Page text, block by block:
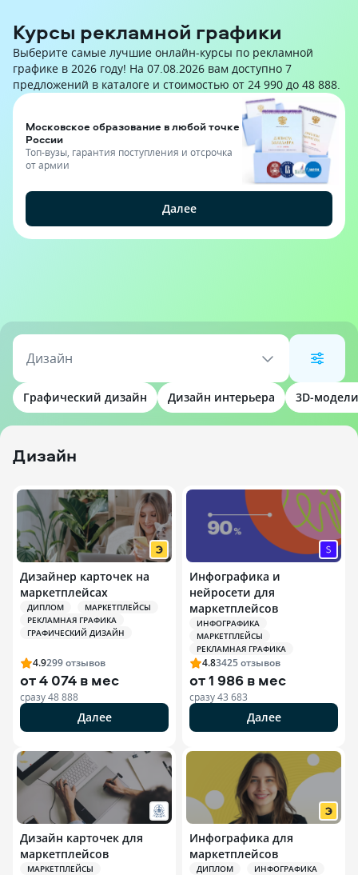
Курсы рекламной графики
Выберите самые лучшие онлайн-курсы по рекламной
графике в 2026 году! На 07.08.2026 вам доступно 7
предложений в каталоге и стоимостью от 24 990 до 48 888.
Московское образование в любой точке
России
Топ-вузы, гарантия поступления и отсрочка
от армии
Далее
Дизайн
Графический дизайн Дизайн интерьера 3D-
Дизайн
Дизайнер карточек на
маркетплейсах
ДИПЛОМ
МАРКЕТПЛЕЙСЫ
РЕКЛАМНАЯ ГРАФИКА
ГРАФИЧЕСКИЙ ДИЗАЙН
4.9299отзывов
от4 074 в мес
сразу48 888
Далее
Инфографика и
нейросети для
маркетплейсов
ИНФОГРАФИКА
МАРКЕТПЛЕЙСЫ
РЕКЛАМНАЯ ГРАФИКА
4.83425отзывов
от1 986 в мес
сразу43 683
Далее
Дизайн карточек для
маркетплейсов
МАРКЕТПЛЕЙСЫ
Инфографика для
маркетплейсов
ДИПЛОМ
ИНФОГРАФИКА